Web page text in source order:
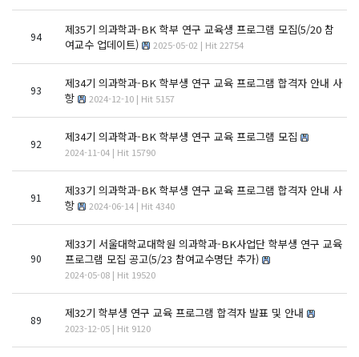
94
제35기 의과학과-BK 학부 연구 교육생 프로그램 모집(5/20 참
여교수 업데이트)
2025-05-02 | Hit 22754
93
제34기 의과학과-BK 학부생 연구 교육 프로그램 합격자 안내 사
항
2024-12-10 | Hit 5157
92 제34기 의과학과-BK 학부생 연구 교육 프로그램 모집
2024-11-04 | Hit 15790
91
제33기 의과학과-BK 학부생 연구 교육 프로그램 합격자 안내 사
항
2024-06-14 | Hit 4340
90
제33기 서울대학교대학원 의과학과-BK사업단 학부생 연구 교육
프로그램 모집 공고(5/23 참여교수명단 추가)
2024-05-08 | Hit 19520
89 제32기 학부생 연구 교육 프로그램 합격자 발표 및 안내
2023-12-05 | Hit 9120